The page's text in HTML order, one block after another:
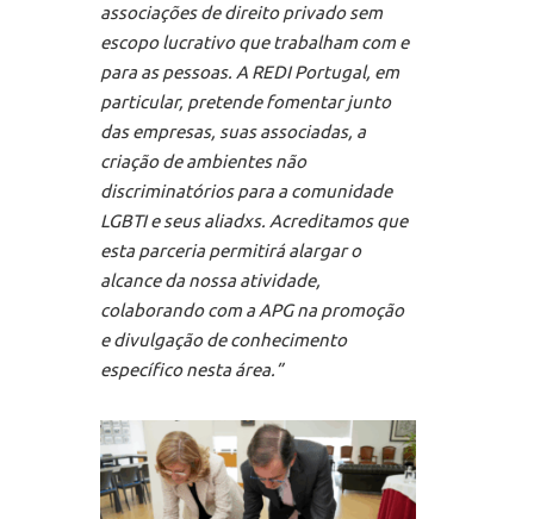
associações de direito privado sem
escopo lucrativo que trabalham com e
para as pessoas. A REDI Portugal, em
particular, pretende fomentar junto
das empresas, suas associadas, a
criação de ambientes não
discriminatórios para a comunidade
LGBTI e seus aliadxs. Acreditamos que
esta parceria permitirá alargar o
alcance da nossa atividade,
colaborando com a APG na promoção
e divulgação de conhecimento
específico nesta área.”